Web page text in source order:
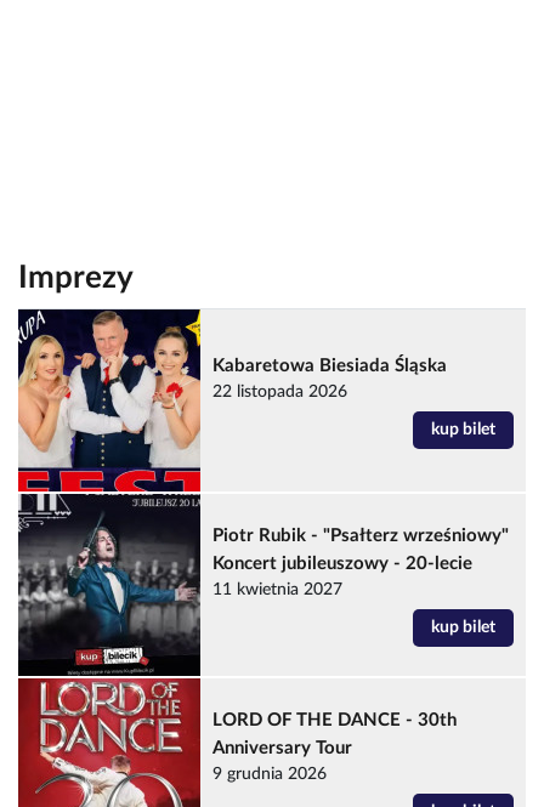
Imprezy
Kabaretowa Biesiada Śląska
22 listopada 2026
kup bilet
Piotr Rubik - "Psałterz wrześniowy"
Koncert jubileuszowy - 20-lecie
11 kwietnia 2027
kup bilet
LORD OF THE DANCE - 30th
Anniversary Tour
9 grudnia 2026